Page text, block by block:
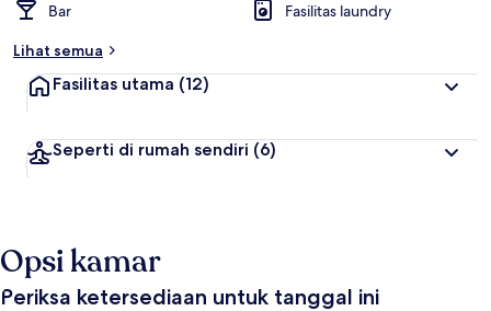
Bar
Fasilitas laundry
Lihat semua
Fasilitas utama (12)
Seperti di rumah sendiri (6)
Opsi kamar
Periksa ketersediaan untuk tanggal ini